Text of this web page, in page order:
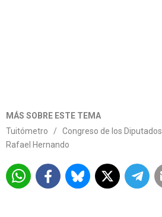
MÁS SOBRE ESTE TEMA
Tuitómetro
/ Congreso de los Diputados
Rafael Hernando